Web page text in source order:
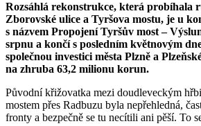
Rozsáhlá rekonstrukce, která probíhala
Zborovské ulice a Tyršova mostu, je u
s názvem Propojení Tyršův most –
srpnu a končí s posledním květnovým
společnou investici města Plzně a
na zhruba 63,2 milionu korun.
Původní křižovatka mezi doudleveckým
mostem přes Radbuzu byla nepřehledná,
fronty a bezpečně se tu necítili ani pěší. To